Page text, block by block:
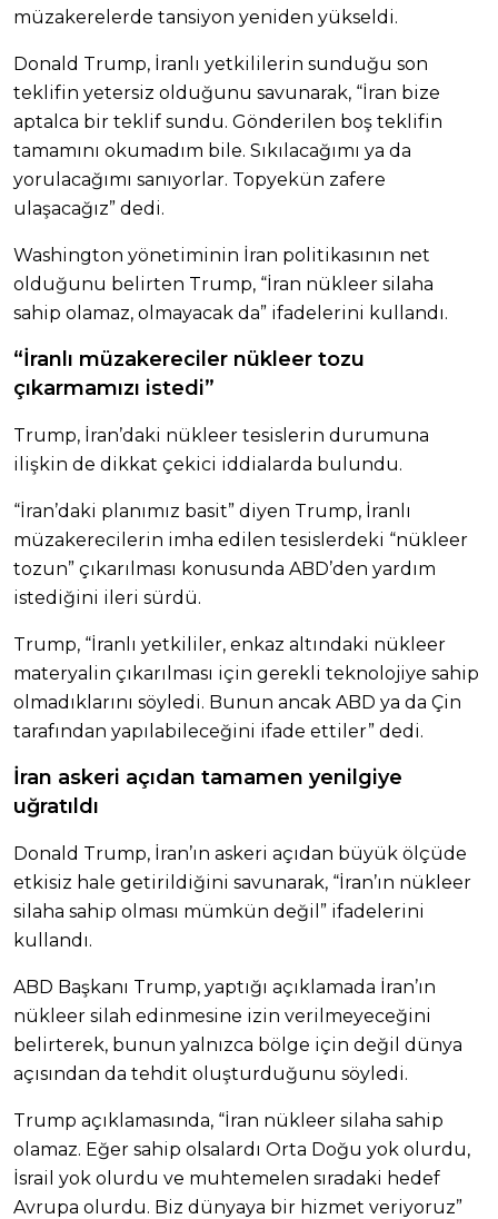
müzakerelerde tansiyon yeniden yükseldi.
Donald Trump, İranlı yetkililerin sunduğu son
teklifin yetersiz olduğunu savunarak, “İran bize
aptalca bir teklif sundu. Gönderilen boş teklifin
tamamını okumadım bile. Sıkılacağımı ya da
yorulacağımı sanıyorlar. Topyekün zafere
ulaşacağız” dedi.
Washington yönetiminin İran politikasının net
olduğunu belirten Trump, “İran nükleer silaha
sahip olamaz, olmayacak da” ifadelerini kullandı.
“İranlı müzakereciler nükleer tozu
çıkarmamızı istedi”
Trump, İran’daki nükleer tesislerin durumuna
ilişkin de dikkat çekici iddialarda bulundu.
“İran’daki planımız basit” diyen Trump, İranlı
müzakerecilerin imha edilen tesislerdeki “nükleer
tozun” çıkarılması konusunda ABD’den yardım
istediğini ileri sürdü.
Trump, “İranlı yetkililer, enkaz altındaki nükleer
materyalin çıkarılması için gerekli teknolojiye sahip
olmadıklarını söyledi. Bunun ancak ABD ya da Çin
tarafından yapılabileceğini ifade ettiler” dedi.
İran askeri açıdan tamamen yenilgiye
uğratıldı
Donald Trump, İran’ın askeri açıdan büyük ölçüde
etkisiz hale getirildiğini savunarak, “İran’ın nükleer
silaha sahip olması mümkün değil” ifadelerini
kullandı.
ABD Başkanı Trump, yaptığı açıklamada İran’ın
nükleer silah edinmesine izin verilmeyeceğini
belirterek, bunun yalnızca bölge için değil dünya
açısından da tehdit oluşturduğunu söyledi.
Trump açıklamasında, “İran nükleer silaha sahip
olamaz. Eğer sahip olsalardı Orta Doğu yok olurdu,
İsrail yok olurdu ve muhtemelen sıradaki hedef
Avrupa olurdu. Biz dünyaya bir hizmet veriyoruz”